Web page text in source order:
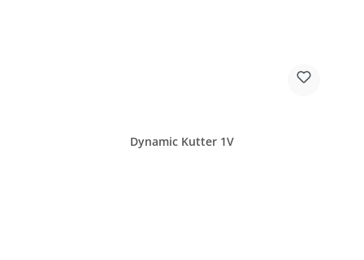
Dynamic Kutter 1V